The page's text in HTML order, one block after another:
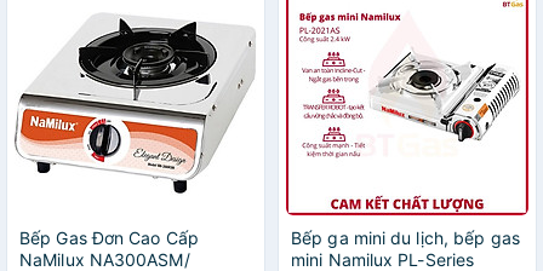
Bếp Gas Đơn Cao Cấp
NaMilux NA300ASM/
Bếp ga mini du lịch, bếp gas
mini Namilux PL-Series